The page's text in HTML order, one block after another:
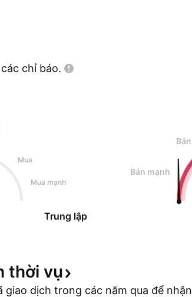
chỉ báo.
Mua
Mua mạnh
Trung lập
Bán
Bán mạnh
thời vụ
giao dịch trong các năm qua để nhận